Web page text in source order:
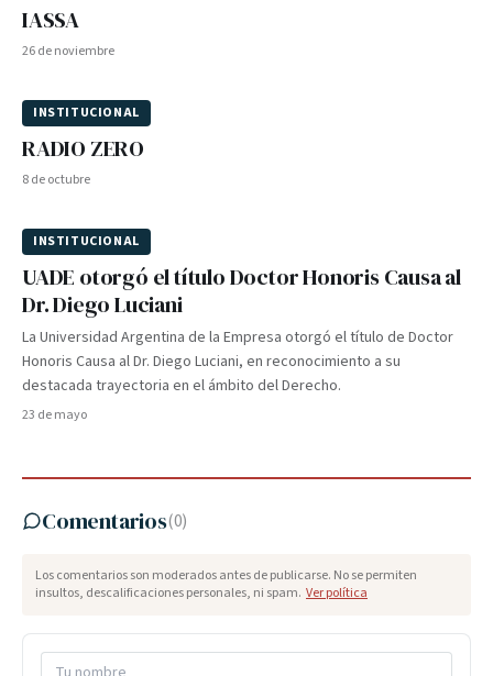
IASSA
26 de noviembre
INSTITUCIONAL
RADIO ZERO
8 de octubre
INSTITUCIONAL
UADE otorgó el título Doctor Honoris Causa al
Dr. Diego Luciani
La Universidad Argentina de la Empresa otorgó el título de Doctor
Honoris Causa al Dr. Diego Luciani, en reconocimiento a su
destacada trayectoria en el ámbito del Derecho.
23 de mayo
Comentarios(0)
Los comentarios son moderados antes de publicarse. No se permiten
insultos, descalificaciones personales, ni spam. Ver política